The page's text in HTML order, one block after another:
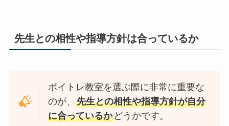
先生との相性や指導方針は合っているか
ボイトレ教室を選ぶ際に非常に重要な
のが、先生との相性や指導方針が自分
に合っているか どうかです。